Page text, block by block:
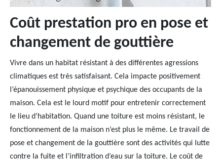
Coût prestation pro en pose et
changement de gouttière
Vivre dans un habitat résistant à des différentes agressions
climatiques est très satisfaisant. Cela impacte positivement
l’épanouissement physique et psychique des occupants de la
maison. Cela est le lourd motif pour entretenir correctement
le lieu d’habitation. Quand une toiture est moins résistant, le
fonctionnement de la maison n’est plus le même. Le travail de
pose et changement de la gouttière sont des activités qui lutte
contre la fuite et l’infiltration d’eau sur la toiture. Le coût de